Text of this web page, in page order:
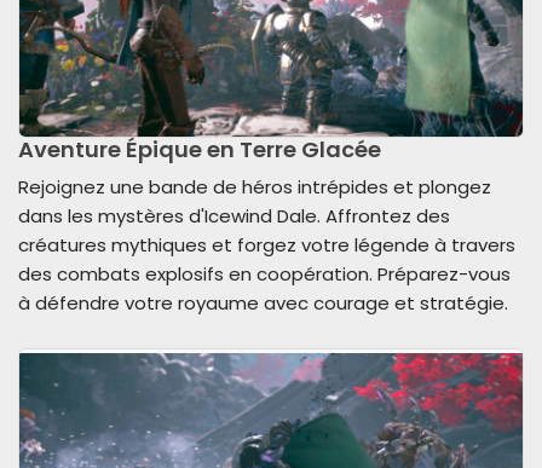
Aventure Épique en Terre Glacée
Rejoignez une bande de héros intrépides et plongez
dans les mystères d'Icewind Dale. Affrontez des
créatures mythiques et forgez votre légende à travers
des combats explosifs en coopération. Préparez-vous
à défendre votre royaume avec courage et stratégie.